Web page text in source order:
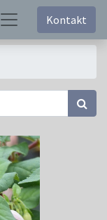
Kontakt